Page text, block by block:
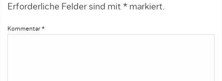
Erforderliche Felder sind mit * markiert.
Kommentar *